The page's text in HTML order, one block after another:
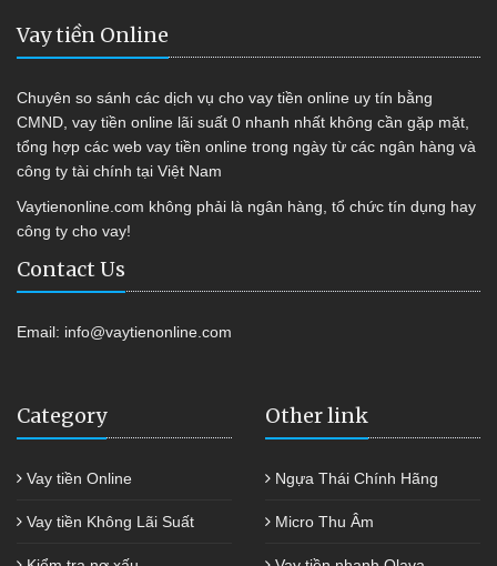
Vay tiền Online
Chuyên so sánh các dịch vụ cho vay tiền online uy tín bằng
CMND, vay tiền online lãi suất 0 nhanh nhất không cần gặp mặt,
tổng hợp các web vay tiền online trong ngày từ các ngân hàng và
công ty tài chính tại Việt Nam
Vaytienonline.com không phải là ngân hàng, tổ chức tín dụng hay
công ty cho vay!
Contact Us
Email: info@vaytienonline.com
Category
Vay tiền Online
Vay tiền Không Lãi Suất
Other link
Ngựa Thái Chính Hãng
Micro Thu Âm